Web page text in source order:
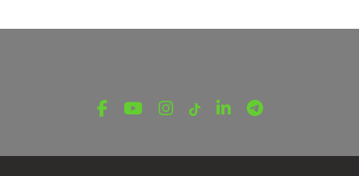
հայտնաբերվել են մոլորված